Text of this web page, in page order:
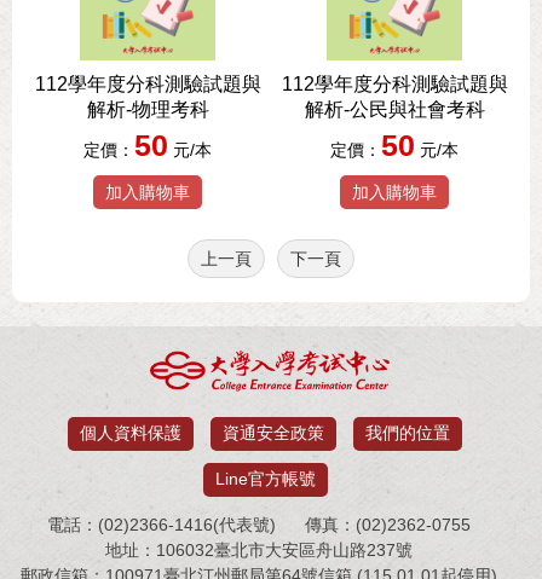
112學年度分科測驗試題與
解析-物理考科
定價： 50 元/本
加入購物車
112學年度分科測驗試題與
解析-公民與社會考科
定價： 50 元/本
加入購物車
上一頁 下一頁
個人資料保護 資通安全政策 我們的位置
Line官方帳號
電話：(02)2366-1416(代表號)
傳真：(02)2362-0755
地址：106032臺北市大安區舟山路237號
郵政信箱：100971臺北汀州郵局第64號信箱 (115.01.01起停用)